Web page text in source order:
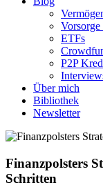
ETFs
P2P
Über mich
Bibliothek
Newsletter
Finanzpolsters
Schritten